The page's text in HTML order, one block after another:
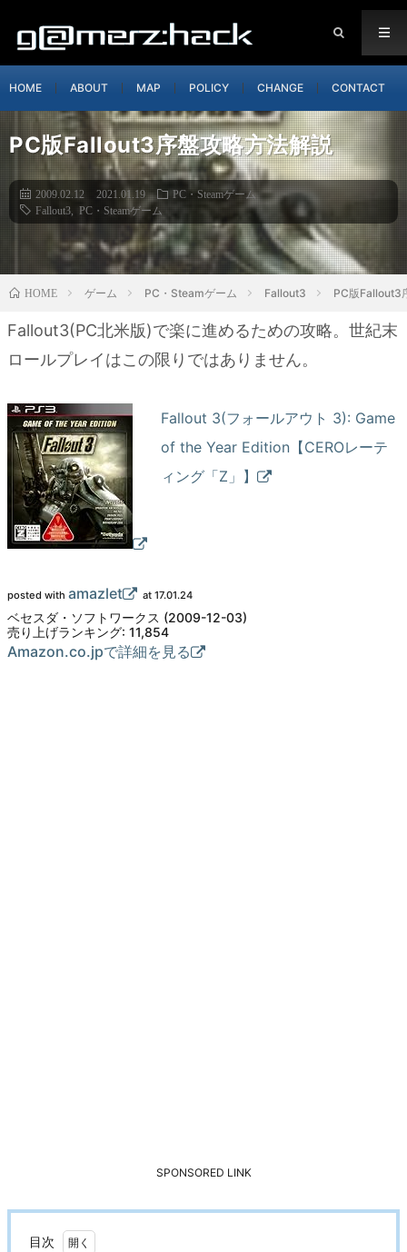
HOME ABOUT MAP POLICY CHANGE CONTACT
PC版Fallout3序盤攻略方法解説
2009.02.12 2021.01.19
PC・Steamゲーム
Fallout3
PC・Steamゲーム
HOME ゲーム PC・Steamゲーム Fallout3 PC版Fallout3
Fallout3(PC北米版)で楽に進めるための攻略。世紀末
ロールプレイはこの限りではありません。
Fallout 3(フォールアウト 3): Game
of the Year Edition【CEROレーテ
ィング「Z」】
posted with amazlet at 17.01.24
ベセスダ・ソフトワークス (2009-12-03)
売り上げランキング: 11,854
Amazon.co.jpで詳細を見る
SPONSORED LINK
目次